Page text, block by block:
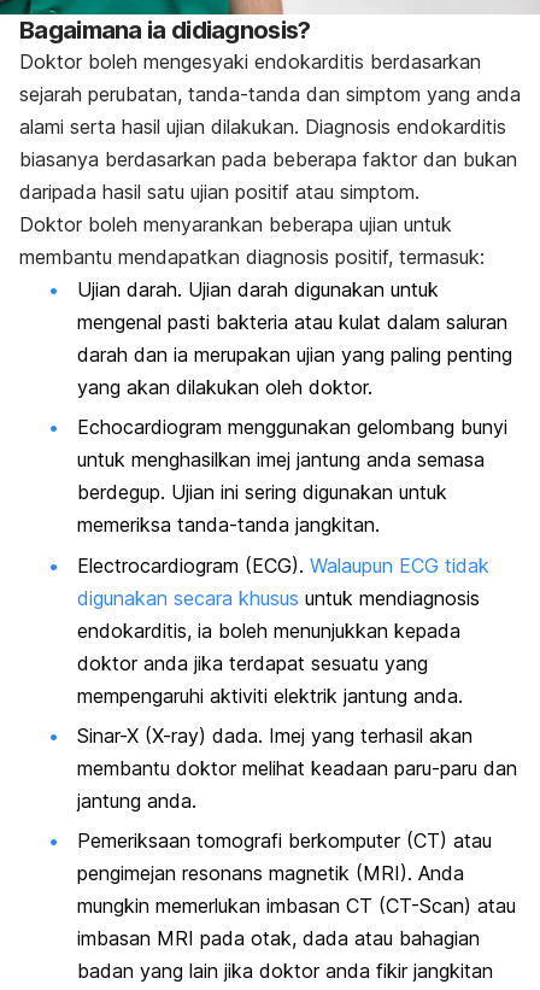
Bagaimana ia didiagnosis?
Doktor boleh mengesyaki endokarditis berdasarkan
sejarah perubatan, tanda-tanda dan simptom yang anda
alami serta hasil ujian dilakukan. Diagnosis endokarditis
biasanya berdasarkan pada beberapa faktor dan bukan
daripada hasil satu ujian positif atau simptom.
Doktor boleh menyarankan beberapa ujian untuk
membantu mendapatkan diagnosis positif, termasuk:
Ujian darah. Ujian darah digunakan untuk
mengenal pasti bakteria atau kulat dalam saluran
darah dan ia merupakan ujian yang paling penting
yang akan dilakukan oleh doktor.
Echocardiogram menggunakan gelombang bunyi
untuk menghasilkan imej jantung anda semasa
berdegup. Ujian ini sering digunakan untuk
memeriksa tanda-tanda jangkitan.
Electrocardiogram (ECG). Walaupun ECG tidak
digunakan secara khusus untuk mendiagnosis
endokarditis, ia boleh menunjukkan kepada
doktor anda jika terdapat sesuatu yang
mempengaruhi aktiviti elektrik jantung anda.
Sinar-X (X-ray) dada. Imej yang terhasil akan
membantu doktor melihat keadaan paru-paru dan
jantung anda.
Pemeriksaan tomografi berkomputer (CT) atau
pengimejan resonans magnetik (MRI). Anda
mungkin memerlukan imbasan CT (CT-Scan) atau
imbasan MRI pada otak, dada atau bahagian
badan yang lain jika doktor anda fikir jangkitan